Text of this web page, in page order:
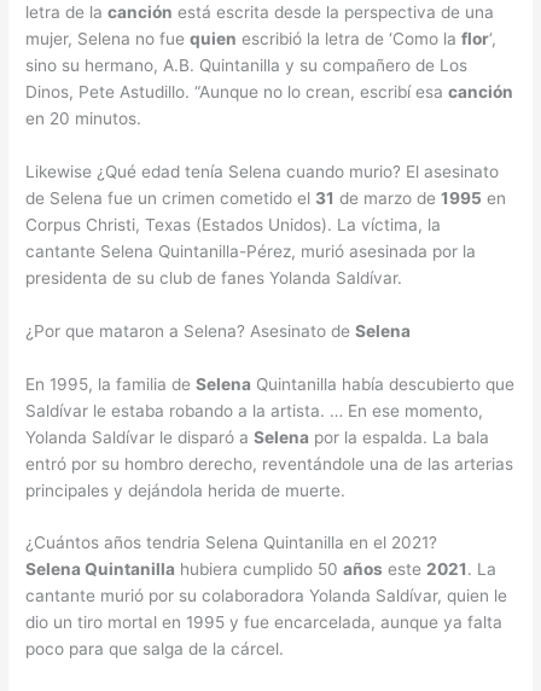
letra de lacanción está escrita desde la perspectiva de una
mujer, Selena no fuequien escribió la letra de ‘Como laflor‘,
sino su hermano, A.B. Quintanilla y su compañero de Los
Dinos, Pete Astudillo. “Aunque no lo crean, escribí esacanción
en 20 minutos.
Likewise ¿Qué edad tenía Selena cuando murio? El asesinato
de Selena fue un crimen cometido el 31 de marzo de1995 en
Corpus Christi, Texas (Estados Unidos). La víctima, la
cantante Selena Quintanilla-Pérez, murió asesinada por la
presidenta de su club de fanes Yolanda Saldívar.
¿Por que mataron a Selena? Asesinato deSelena
En 1995, la familia deSelena Quintanilla había descubierto que
Saldívar le estaba robando a la artista. … En ese momento,
Yolanda Saldívar le disparó aSelena por la espalda. La bala
entró por su hombro derecho, reventándole una de las arterias
principales y dejándola herida de muerte.
¿Cuántos años tendria Selena Quintanilla en el 2021?
Selena Quintanilla hubiera cumplido 50años este2021. La
cantante murió por su colaboradora Yolanda Saldívar, quien le
dio un tiro mortal en 1995 y fue encarcelada, aunque ya falta
poco para que salga de la cárcel.